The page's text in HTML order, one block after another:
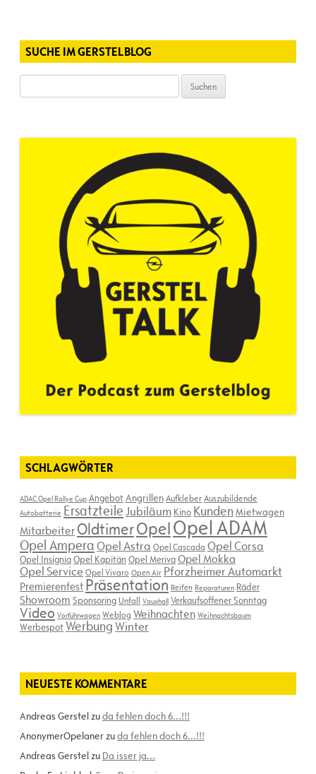
SUCHE IM GERSTELBLOG
SCHLAGWÖRTER
ADAC Opel Rallye Cup AngebotAngrillenAufkleberAuszubildende
Autobatterie ErsatzteileJubiläum Kino KundenMietwagen
Mitarbeiter OldtimerOpelOpel ADAM
Opel AmperaOpel Astra Opel Cascada Opel Corsa
Opel InsigniaOpel Kapitän Opel MerivaOpel Mokka
Opel ServiceOpel Vivaro Open Air Pforzheimer Automarkt
Premierenfest Präsentation Reifen Reparaturen Räder
Showroom Sponsoring Unfall Vauxhall Verkaufsoffener Sonntag
Video Vorführwagen Weblog Weihnachten Weihnachtsbaum
WerbespotWerbungWinter
NEUESTE KOMMENTARE
Andreas Gerstelzuda fehlen doch 6…!!!
AnonymerOpelanerzuda fehlen doch 6…!!!
Andreas Gerstelzu Da isser ja…